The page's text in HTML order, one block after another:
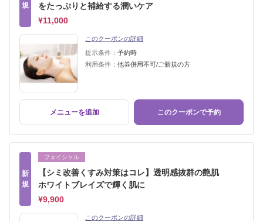
規
をたっぷりと補給する潤いケア
¥11,000
このクーポンの詳細
提示条件： 予約時
利用条件： 他券併用不可/ご新規の方
メニューを追加 このクーポンで予約
新
規
フェイシャル
【シミ改善くすみ対策はコレ】透明感抜群の艶肌
ホワイトブレイズで輝く肌に
¥9,900
このクーポンの詳細